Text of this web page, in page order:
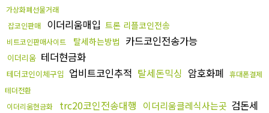
가상화폐선물거래
잡코인판매
이더리움매입 트론 리플코인전송
비트코인판매사이트 탈세하는방법 카드코인전송가능
이더리움 테더현금화
테더코인이체구입 업비트코인추적 탈세돈믹싱 암호화폐 휴대폰결제
테더전환
이더리움현금화
trc20코인전송대행 이더리움클레식사는곳 검돈세